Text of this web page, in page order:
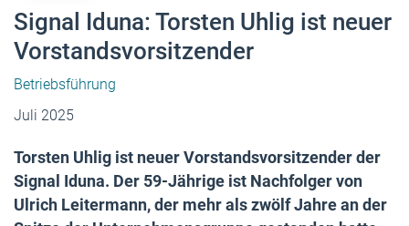
Signal Iduna: Torsten Uhlig ist neuer
Vorstandsvorsitzender
Betriebsführung
Juli 2025
Torsten Uhlig ist neuer Vorstandsvorsitzender der
Signal Iduna. Der 59-Jährige ist Nachfolger von
Ulrich Leitermann, der mehr als zwölf Jahre an der